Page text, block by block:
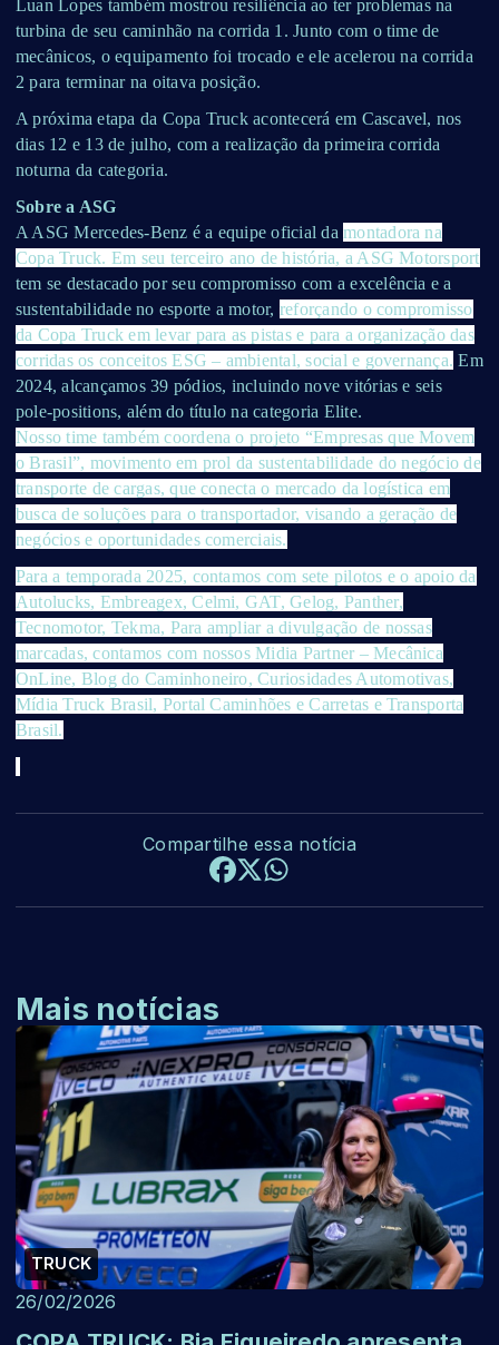
Luan Lopes também mostrou resiliência ao ter problemas na
turbina de seu caminhão na corrida 1. Junto com o time de
mecânicos, o equipamento foi trocado e ele acelerou na corrida
2 para terminar na oitava posição.
A próxima etapa da Copa Truck acontecerá em Cascavel, nos
dias 12 e 13 de julho, com a realização da primeira corrida
noturna da categoria.
Sobre a ASG
A ASG Mercedes-Benz é a equipe oficial damontadora na
Copa Truck. Em seu terceiro ano de história, a ASG Motorsport
tem se destacado por seu compromisso com a excelência e a
sustentabilidade no esporte a motor, reforçando o compromisso
da Copa Truck em levar para as pistas e para a organização das
corridas os conceitos ESG – ambiental, social e governança. Em
2024, alcançamos 39 pódios, incluindo nove vitórias e seis
pole-positions, além do título na categoria Elite.
Nosso time também coordena o projeto “Empresas que Movem
o Brasil”, movimento em prol da sustentabilidade do negócio de
transporte de cargas, que conecta o mercado da logística em
busca de soluções para o transportador, visando a geração de
negócios e oportunidades comerciais.
Para a temporada 2025, contamos com sete pilotos e o apoio da
Autolucks, Embreagex, Celmi, GAT, Gelog, Panther,
Tecnomotor, Tekma, Para ampliar a divulgação de nossas
marcadas, contamos com nossos Midia Partner – Mecânica
OnLine, Blog do Caminhoneiro, Curiosidades Automotivas,
Mídia Truck Brasil, Portal Caminhões e Carretas e Transporta
Brasil.
Compartilhe essa notícia
Mais notícias
TRUCK
26/02/2026